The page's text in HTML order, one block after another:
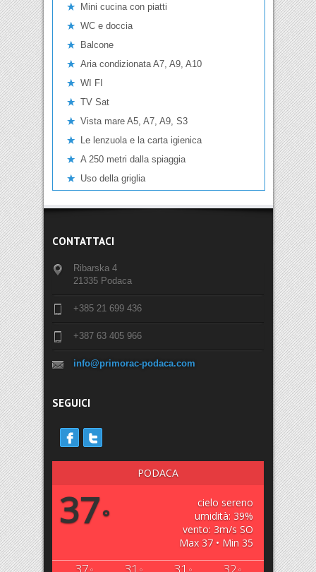
Mini cucina con piatti
WC e doccia
Balcone
Aria condizionata A7, A9, A10
WI FI
TV Sat
Vista mare A5, A7, A9, S3
Le lenzuola e la carta igienica
A 250 metri dalla spiaggia
Uso della griglia
CONTATTACI
Ribarska 4
21335 Podaca
+385 21 699 436
+387 63 405 966
info@primorac-podaca.com
SEGUICI
PODACA
37°
cielo sereno
umidità: 39%
vento: 3m/s SO
Max 37 • Min 35